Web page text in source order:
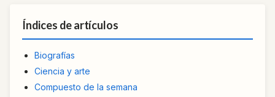
Índices de artículos
Biografías
Ciencia y arte
Compuesto de la semana